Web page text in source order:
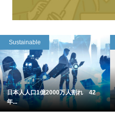
Sustainable
日本人人口1億2000万人割れ 42
年...